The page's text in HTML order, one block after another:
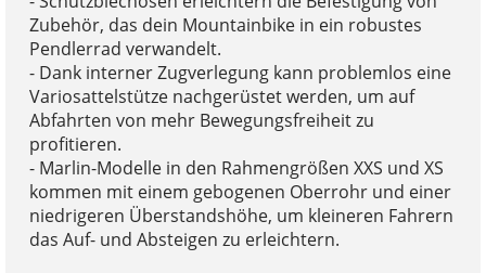
Zubehör, das dein Mountainbike in ein robustes
Pendlerrad verwandelt.
- Dank interner Zugverlegung kann problemlos eine
Variosattelstütze nachgerüstet werden, um auf
Abfahrten von mehr Bewegungsfreiheit zu
profitieren.
- Marlin-Modelle in den Rahmengrößen XXS und XS
kommen mit einem gebogenen Oberrohr und einer
niedrigeren Überstandshöhe, um kleineren Fahrern
das Auf- und Absteigen zu erleichtern.